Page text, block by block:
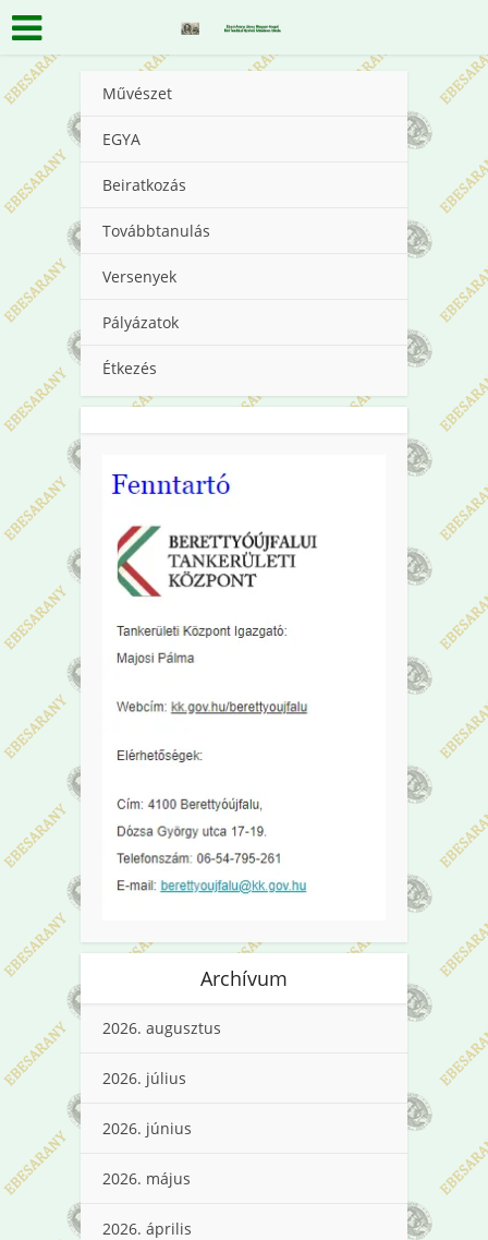
Művészet
EGYA
Beiratkozás
Továbbtanulás
Versenyek
Pályázatok
Étkezés
Archívum
2026. augusztus
2026. július
2026. június
2026. május
2026. április